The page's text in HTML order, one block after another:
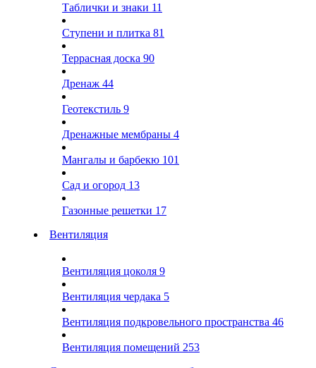
Таблички и знаки 11
Ступени и плитка 81
Террасная доска 90
Дренаж 44
Геотекстиль 9
Дренажные мембраны 4
Мангалы и барбекю 101
Сад и огород 13
Газонные решетки 17
Вентиляция
Вентиляция цоколя 9
Вентиляция чердака 5
Вентиляция подкровельного пространства 46
Вентиляция помещений 253